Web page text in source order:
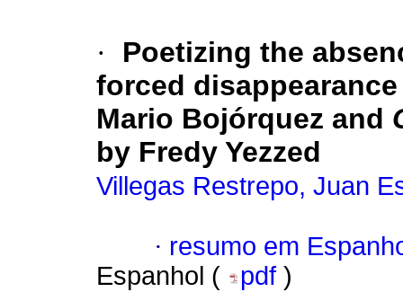
·
Poetizing the
forced
Mario Bojórquez and
by Fredy Yezzed
Villegas Restrepo, Juan
· resumo em
Espanhol (
pdf )